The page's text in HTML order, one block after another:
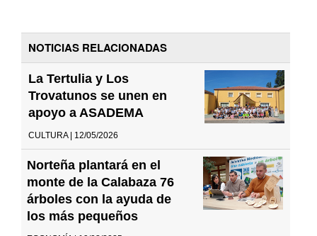
NOTICIAS RELACIONADAS
La Tertulia y Los
Trovatunos se unen en
apoyo a ASADEMA
CULTURA | 12/05/2026
Norteña plantará en el
monte de la Calabaza 76
árboles con la ayuda de
los más pequeños